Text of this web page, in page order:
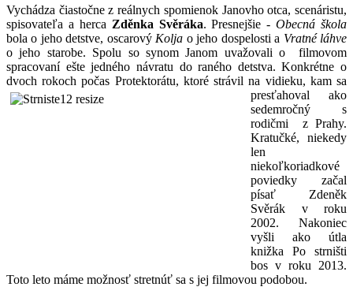
Vychádza čiastočne z reálnych spomienok Janovho otca, scenáristu,
spisovateľa a herca Zděnka Svěráka. Presnejšie -Obecná škola
bola o jeho detstve, oscarový Kolja o jeho dospelosti a Vratné láhve
o jeho starobe. Spolu so synom Janom uvažovali o filmovom
spracovaní ešte jedného návratu do raného detstva. Konkrétne o
dvoch rokoch počas Protektorátu, ktoré strávil na vidieku, kam sa
presťahoval ako
sedemročný s
rodičmi z Prahy.
Kratučké, niekedy
len
niekoľkoriadkové
poviedky začal
písať Zdeněk
Svěrák v roku
2002. Nakoniec
vyšli ako útla
knižka Po strništi
bos v roku 2013.
Toto leto máme možnosť stretnúť sa s jej filmovou podobou.